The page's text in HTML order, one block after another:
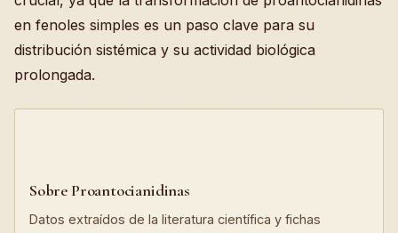
en fenoles simples es un paso clave para su
distribución sistémica y su actividad biológica
prolongada.
Sobre Proantocianidinas
Datos extraídos de la literatura científica y fichas